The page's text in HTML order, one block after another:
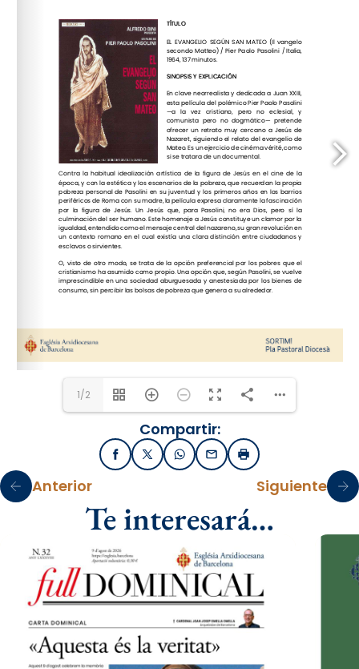
1/2
Compartir:
FacebookX / TwitterWhatsApp
EmailImprimir
Anterior Siguiente
Te interesará…